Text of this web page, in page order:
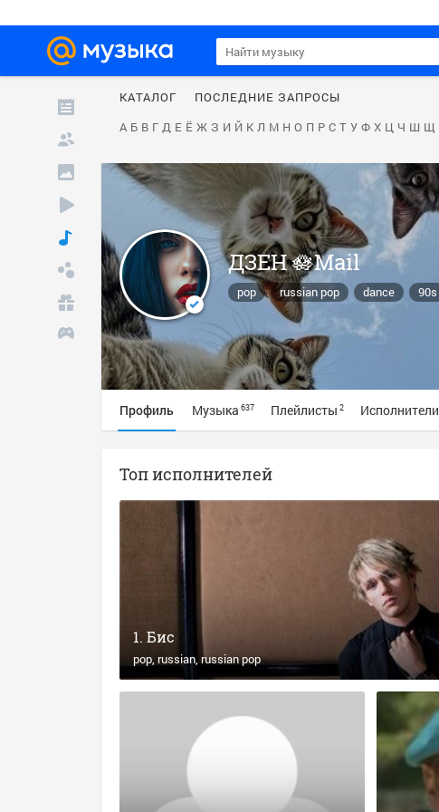
КАТАЛОГ
ПОСЛЕДНИЕ ЗАПРОСЫ
А Б В Г Д Е Ё Ж З И Й К Л М Н О П Р С Т У Ф Х Ц Ч Ш Щ
ДЗЕН 🪷Mail
pop russian pop dance 90s
Профиль Музыка 637 Плейлисты 2 Исполнители
Топ исполнителей
Бис
pop russian russian pop